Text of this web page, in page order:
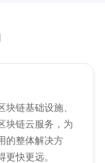
链基础设施、
块链云服务，为
的整体解决方
快更远。